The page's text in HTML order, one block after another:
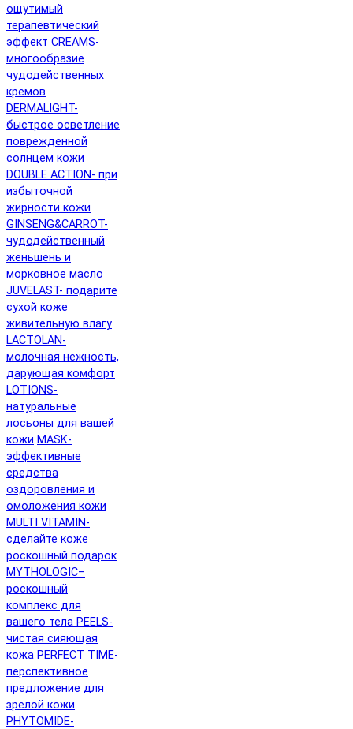
ощутимый
терапевтический
эффект CREAMS-
многообразие
чудодейственных
кремов
DERMALIGHT-
быстрое осветление
поврежденной
солнцем кожи
DOUBLE ACTION- при
избыточной
жирности кожи
GINSENG&CARROT-
чудодейственный
женьшень и
морковное масло
JUVELAST- подарите
сухой коже
живительную влагу
LACTOLAN-
молочная нежность,
дарующая комфорт
LOTIONS-
натуральные
лосьоны для вашей
кожи MASK-
эффективные
средства
оздоровления и
омоложения кожи
MULTI VITAMIN-
сделайте коже
роскошный подарок
MYTHOLOGIC–
роскошный
комплекс для
вашего тела PEELS-
чистая сияющая
кожа PERFECT TIME-
перспективное
предложение для
зрелой кожи
PHYTOMIDE-